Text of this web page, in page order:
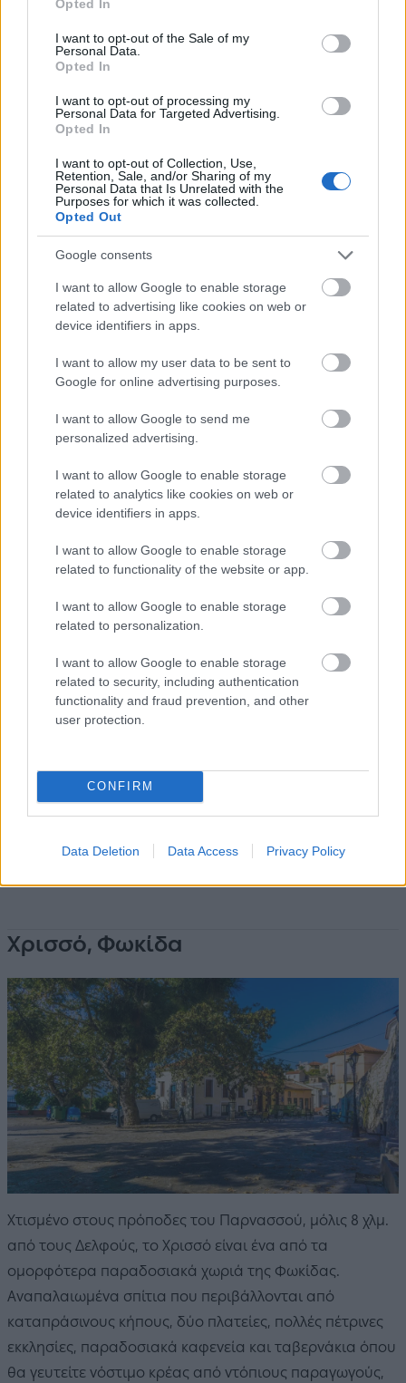
use your data for below specified purposes in below Google
consent section.
Opted In
I want to opt-out of the Sale of my
Personal Data.
Opted In
I want to opt-out of processing my
Personal Data for Targeted Advertising.
Opted In
I want to opt-out of Collection, Use,
Retention, Sale, and/or Sharing of my
Personal Data that Is Unrelated with the
Purposes for which it was collected.
Opted Out
Google consents
I want to allow Google to enable storage
related to advertising like cookies on web or
device identifiers in apps.
I want to allow my user data to be sent to
Google for online advertising purposes.
I want to allow Google to send me
personalized advertising.
I want to allow Google to enable storage
related to analytics like cookies on web or
device identifiers in apps.
I want to allow Google to enable storage
related to functionality of the website or app.
I want to allow Google to enable storage
related to personalization.
I want to allow Google to enable storage
related to security, including authentication
functionality and fraud prevention, and other
user protection.
CONFIRM
Data Deletion Data Access Privacy Policy
ομορφότερες του Πηλίου. Εδώ, τα παλιά πέτρινα σπίτια
στέκουν δίπλα σε νεοκλασικά αρχοντικά του 19ου
αιώνα. Τα τελευταία ανήκουν σε εμπόρους που
πριν επιστρέψουν στο χωριό για να χτίσουν
εντυπωσιακές εξοχικές κατοικίες. Πέτρινες βρύσες και
τρεχούμενα νερά συμπληρώνουν την εικόνα του
χωριού. Η φύση τριγύρω σε καλεί για εξορμήσεις στο
δάσος, περιπάτους και πεζοπορία.
Διαμονή & φαγητό: Το Anovolios Boutique Hotel θα σας
φιλοξενήσει σε ανακαινισμένα παλιά πέτρινα σπίτια με
πολύ περιποιημένα δωμάτια. Πιάστε τραπέζι στο
Ουζερί του Στεφανή για λαχταριστούς ντόπιους μεζέδες
και τσίπουρο.
Χρισσό, Φωκίδα
Χτισμένο στους πρόποδες του Παρνασσού, μόλις 8 χλμ.
από τους Δελφούς, το Χρισσό είναι ένα από τα
ομορφότερα παραδοσιακά χωριά της Φωκίδας.
Αναπαλαιωμένα σπίτια που περιβάλλονται από
καταπράσινους κήπους, δύο πλατείες, πολλές πέτρινες
εκκλησίες, παραδοσιακά καφενεία και ταβερνάκια όπου
θα γευτείτε νόστιμο κρέας από ντόπιους παραγωγούς,